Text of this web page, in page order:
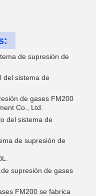
de supresión de
del sistema de
de gases FM200
Co., Ltd.
del sistema de
de supresión de
supresión de gases
FM200 se fabrica